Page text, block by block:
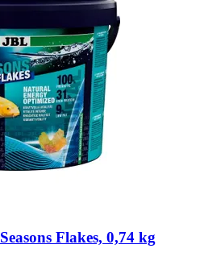
Flakes, 0,74 kg